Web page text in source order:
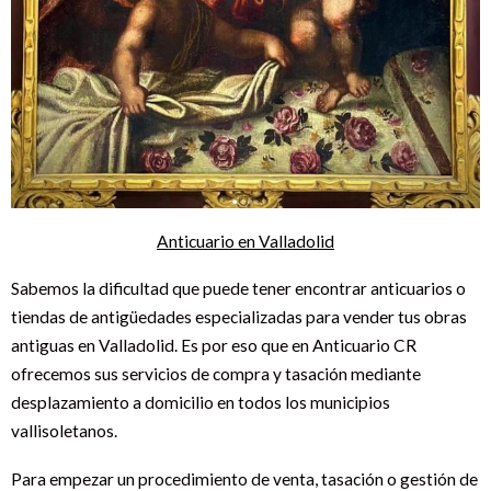
Anticuario en Valladolid
Sabemos la dificultad que puede tener encontrar anticuarios o
tiendas de antigüedades especializadas para vender tus obras
antiguas en Valladolid. Es por eso que en Anticuario CR
ofrecemos sus servicios de compra y tasación mediante
desplazamiento a domicilio en todos los municipios
vallisoletanos.
Para empezar un procedimiento de venta, tasación o gestión de